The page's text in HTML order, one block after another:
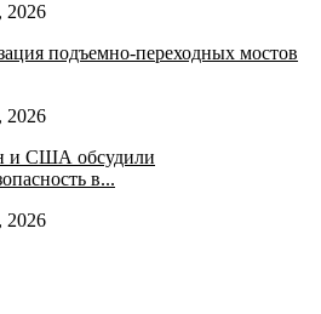
2026
подъемно-переходных мостов
2026
и США обсудили
в...
2026